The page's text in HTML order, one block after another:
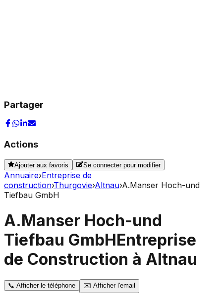
Partager
Actions
Ajouter aux favoris Se connecter pour modifier
Annuaire›Entreprise de
construction›Thurgovie›Altnau›A.Manser Hoch-und
Tiefbau GmbH
A.Manser Hoch-und
Tiefbau GmbHEntreprise
de Construction à Altnau
📞 Afficher le téléphone ✉️ Afficher l'email